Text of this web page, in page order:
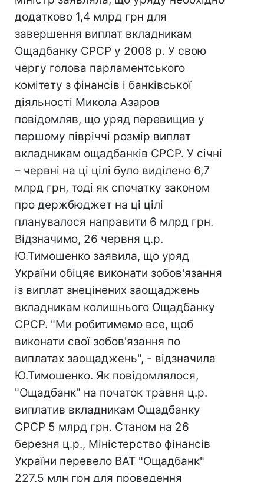
додатково 1,4 млрд грн для
завершення виплат вкладникам
Ощадбанку СРСР у 2008 р. У свою
чергу голова парламентського
комітету з фінансів і банківської
діяльності Микола Азаров
повідомляв, що уряд перевищив у
першому півріччі розмір виплат
вкладникам ощадбанків СРСР. У січні
– червні на ці цілі було виділено 6,7
млрд грн, тоді як спочатку законом
про держбюджет на ці цілі
планувалося направити 6 млрд грн.
Відзначимо, 26 червня ц.р.
Ю.Тимошенко заявила, що уряд
України обіцяє виконати зобов'язання
із виплат знецінених заощаджень
вкладникам колишнього Ощадбанку
СРСР. "Ми робитимемо все, щоб
виконати свої зобов'язання по
виплатах заощаджень", - відзначила
Ю.Тимошенко. Як повідомлялося,
"Ощадбанк" на початок травня ц.р.
виплатив вкладникам Ощадбанку
СРСР 5 млрд грн. Станом на 26
березня ц.р., Міністерство фінансів
України перевело ВАТ "Ощадбанк"
227,5 млн грн для проведення